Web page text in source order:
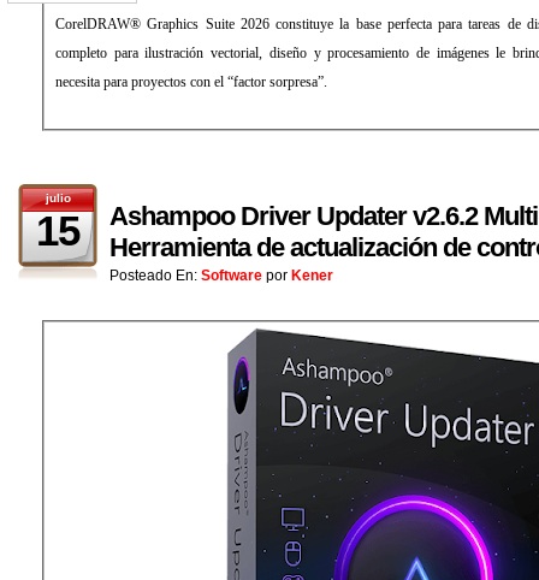
CorelDRAW® Graphics Suite 2026 constituye la base perfecta para tareas de
completo para ilustración vectorial, diseño y procesamiento de imágenes le
necesita para proyectos con el “factor sorpresa”.
julio
15
Ashampoo Driver Updater v2.6.2
Herramienta de actualización de
Posteado En: Software por Kener